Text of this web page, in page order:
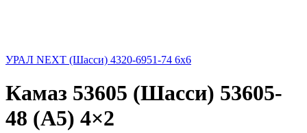
УРАЛ NEXT (Шасси) 4320-6951-74 6x6
Камаз 53605 (Шасси) 53605-
48 (A5) 4×2